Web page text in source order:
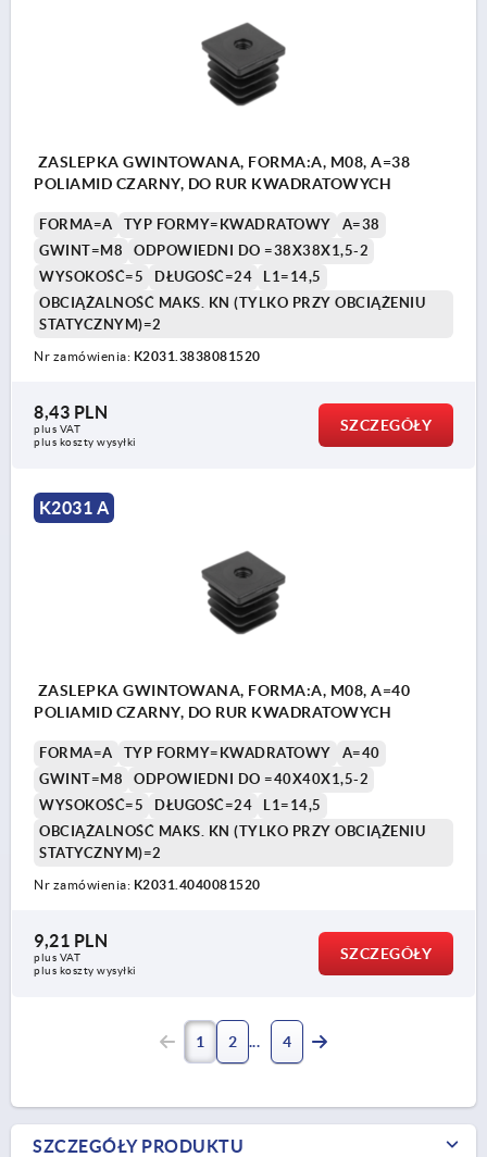
ZASLEPKA GWINTOWANA, FORMA:A, M08, A=38
POLIAMID CZARNY, DO RUR KWADRATOWYCH
FORMA=A TYP FORMY=KWADRATOWY
A=38
GWINT=M8
ODPOWIEDNI DO =38X38X1,5-2
WYSOKOŚĆ=5
DŁUGOŚĆ=24
L1=14,5
OBCIĄŻALNOŚĆ MAKS. KN (TYLKO PRZY OBCIĄŻENIU
STATYCZNYM)=2
Nr zamówienia: K2031.3838081520
8,43 PLN
plus VAT
plus koszty wysyłki
SZCZEGÓŁY
K2031 A
ZASLEPKA GWINTOWANA, FORMA:A, M08, A=40
POLIAMID CZARNY, DO RUR KWADRATOWYCH
FORMA=A TYP FORMY=KWADRATOWY
A=40
GWINT=M8
ODPOWIEDNI DO =40X40X1,5-2
WYSOKOŚĆ=5
DŁUGOŚĆ=24
L1=14,5
OBCIĄŻALNOŚĆ MAKS. KN (TYLKO PRZY OBCIĄŻENIU
STATYCZNYM)=2
Nr zamówienia: K2031.4040081520
9,21 PLN
plus VAT
plus koszty wysyłki
SZCZEGÓŁY
1 2 4
SZCZEGÓŁY PRODUKTU